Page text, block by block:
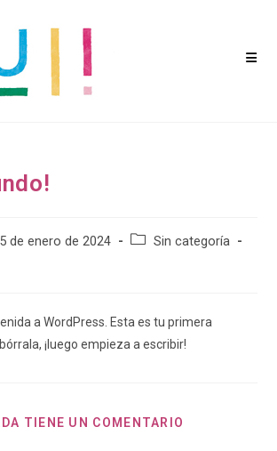
de enero de 2024
Categoría
Sin categoría
a WordPress. Esta es tu primera
¡luego empieza a escribir!
TIENE UN COMENTARIO